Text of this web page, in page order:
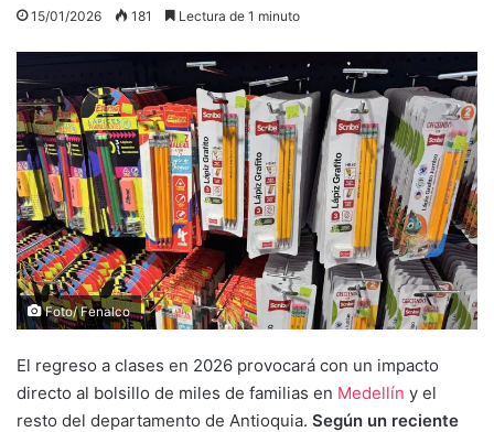
15/01/2026 181 Lectura de 1 minuto
Foto/ Fenalco
El regreso a clases en 2026 provocará con un impacto
directo al bolsillo de miles de familias en Medellín y el
resto del departamento de Antioquia. Según un reciente